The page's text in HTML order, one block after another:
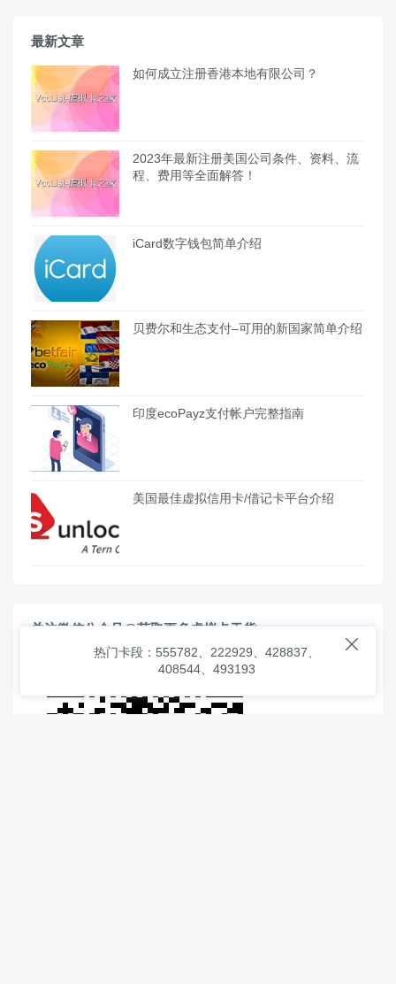
最新文章
如何成立注册香港本地有限公司？
2023年最新注册美国公司条件、资料、流
程、费用等全面解答！
iCard数字钱包简单介绍
贝费尔和生态支付–可用的新国家简单介绍
印度ecoPayz支付帐户完整指南
美国最佳虚拟信用卡/借记卡平台介绍
关注微信公众号@获取更多虚拟卡干货

热门卡段：555782、222929、428837、
408544、493193